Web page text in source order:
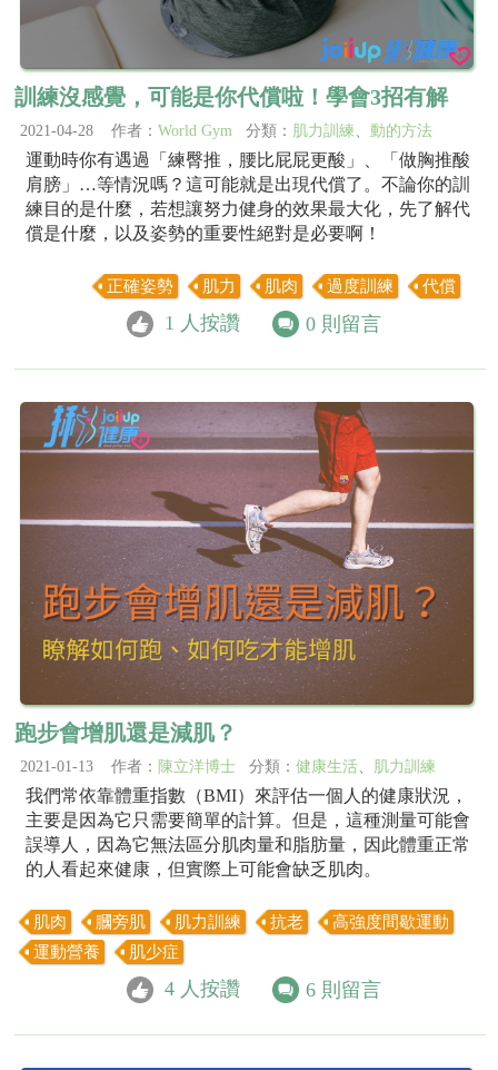
訓練沒感覺，可能是你代償啦！學會3招有解
2021-04-28 作者： World Gym 分類： 肌力訓練 動的方法
運動時你有遇過「練臀推，腰比屁屁更酸」、「做胸推酸
肩膀」…等情況嗎？這可能就是出現代償了。不論你的訓
練目的是什麼，若想讓努力健身的效果最大化，先了解代
償是什麼，以及姿勢的重要性絕對是必要啊！
正確姿勢 肌力 肌肉 過度訓練 代償
1 人按讚 0 則留言
跑步會增肌還是減肌？
2021-01-13 作者： 陳立洋博士 分類： 健康生活 肌力訓練
我們常依靠體重指數（BMI）來評估一個人的健康狀況，
主要是因為它只需要簡單的計算。但是，這種測量可能會
誤導人，因為它無法區分肌肉量和脂肪量，因此體重正常
的人看起來健康，但實際上可能會缺乏肌肉。
肌肉 膕旁肌 肌力訓練 抗老
高強度間歇運動
運動營養
肌少症
4 人按讚 6 則留言